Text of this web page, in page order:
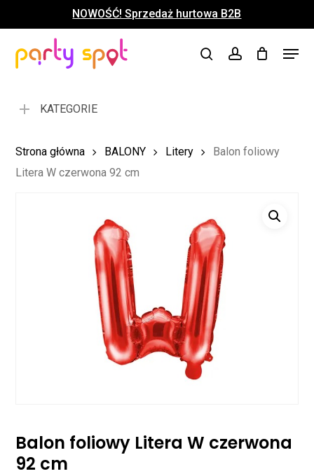
to
content
NOWOŚĆ! Sprzedaż hurtowa B2B
searchaccount
Menu
Koszyk Close
KATEGORIE
Strona główna BALONY Litery
Balon foliowy
Litera W czerwona 92 cm
Balon foliowy Litera W czerwona
92 cm
Menu